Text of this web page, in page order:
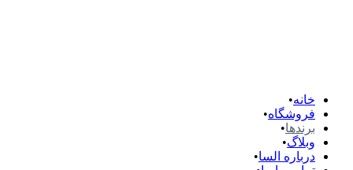
خانه
فروشگاه
برندها
وبلاگ
درباره السا